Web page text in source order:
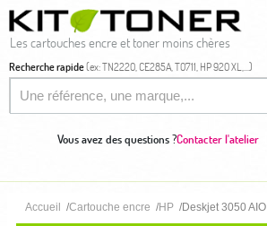
Les cartouches encre et toner moins chères
Recherche rapide(ex: TN2220, CE285A, T0711, HP 920 XL,...)
Vous avez des questions ?Contacter l'atelier
Accueil Cartouche encre HP Deskjet 3050 AIO